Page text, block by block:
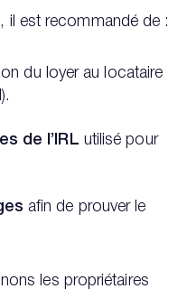
il est recommandé de :
du loyer au locataire
de l’IRL utilisé pour
afin de prouver le
les propriétaires